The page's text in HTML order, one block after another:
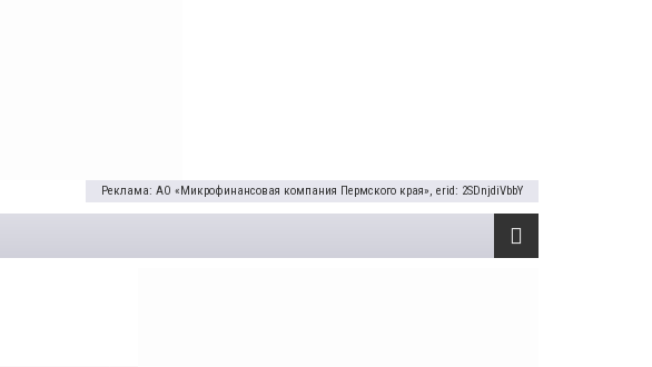
Реклама: АО «Микрофинансовая компания Пермского края», erid: 2SDnjdiVbbY